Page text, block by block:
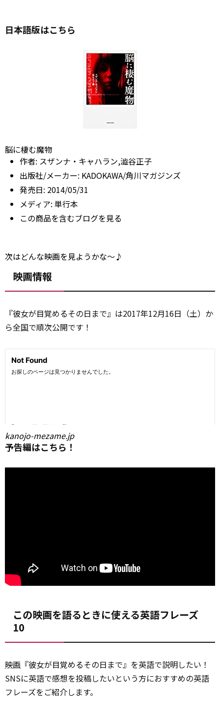
日本語版はこちら
脳に棲む魔物
作者: スザンナ・キャハラン,澁谷正子
出版社/メーカー: KADOKAWA/角川マガジンズ
発売日: 2014/05/31
メディア: 単行本
この商品を含むブログを見る
次はどんな映画を見ようかな～♪
映画情報
『彼女が目覚めるその日まで』は2017年12月16日（土）か
ら全国で順次公開です！
kanojo-mezame.jp
予告編はこちら！
この映画を語るときに使える英語フレーズ
10
映画 『彼女が目覚めるその日まで』を英語で説明したい！
SNSに英語で感想を投稿したいという方におすすめの英語
フレーズをご紹介します。